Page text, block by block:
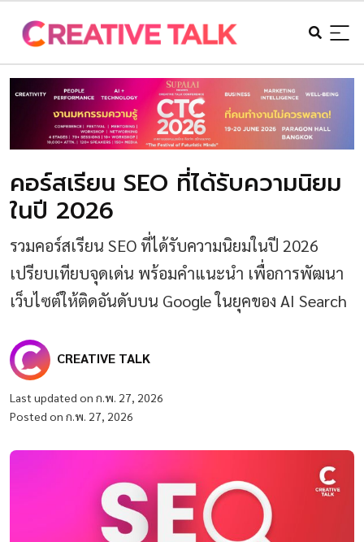
คอร์สเรียน SEO ที่ได้รับความนิยม
ในปี 2026
รวมคอร์สเรียน SEO ที่ได้รับความนิยมในปี 2026
เปรียบเทียบจุดเด่น พร้อมคำแนะนำ เพื่อการพัฒนา
เว็บไซต์ให้ติดอันดับบน Google ในยุคของ AI Search
CREATIVE TALK
Last updated on ก.พ. 27, 2026
Posted on ก.พ. 27, 2026